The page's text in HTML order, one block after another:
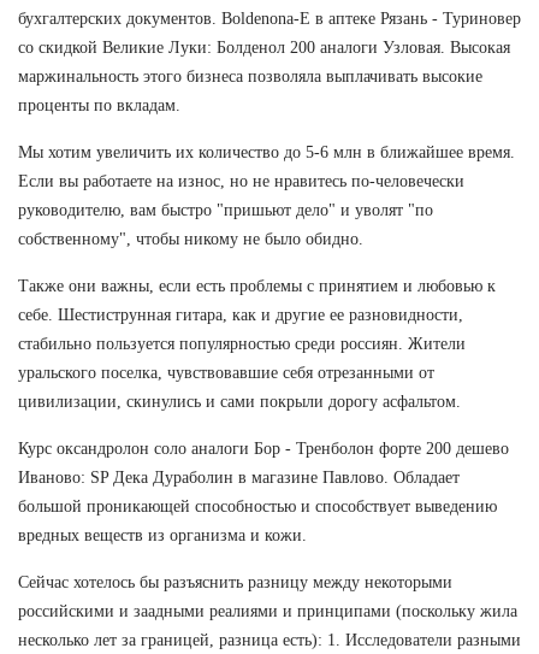
бухгалтерских документов. Boldenona-E в аптеке Рязань - Туриновер
со скидкой Великие Луки: Болденол 200 аналоги Узловая. Высокая
маржинальность этого бизнеса позволяла выплачивать высокие
проценты по вкладам.
Мы хотим увеличить их количество до 5-6 млн в ближайшее время.
Если вы работаете на износ, но не нравитесь по-человечески
руководителю, вам быстро "пришьют дело" и уволят "по
собственному", чтобы никому не было обидно.
Также они важны, если есть проблемы с принятием и любовью к
себе. Шестиструнная гитара, как и другие ее разновидности,
стабильно пользуется популярностью среди россиян. Жители
уральского поселка, чувствовавшие себя отрезанными от
цивилизации, скинулись и сами покрыли дорогу асфальтом.
Курс оксандролон соло аналоги Бор - Тренболон форте 200 дешево
Иваново: SP Дека Дураболин в магазине Павлово. Обладает
большой проникающей способностью и способствует выведению
вредных веществ из организма и кожи.
Сейчас хотелось бы разъяснить разницу между некоторыми
российскими и заадными реалиями и принципами (поскольку жила
несколько лет за границей, разница есть): 1. Исследователи разными